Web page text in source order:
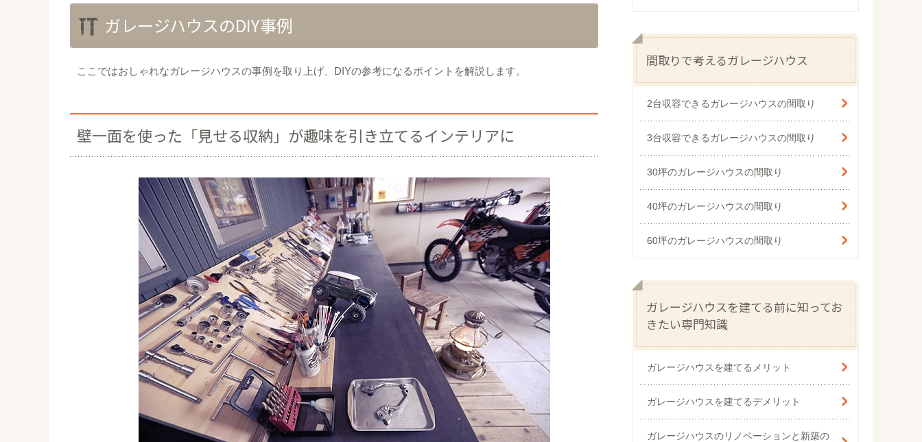
ガレージハウスのDIY事例
ここではおしゃれなガレージハウスの事例を取り上げ、DIYの参考になるポイントを解説します。
壁一面を使った「見せる収納」が趣味を引き立てるインテリアに
間取りで考えるガレージハウス
2台収容できるガレージハウスの間取り
3台収容できるガレージハウスの間取り
30坪のガレージハウスの間取り
40坪のガレージハウスの間取り
60坪のガレージハウスの間取り
ガレージハウスを建てる前に知ってお
きたい専門知識
ガレージハウスを建てるメリット
ガレージハウスを建てるデメリット
ガレージハウスのリノベーションと新築の